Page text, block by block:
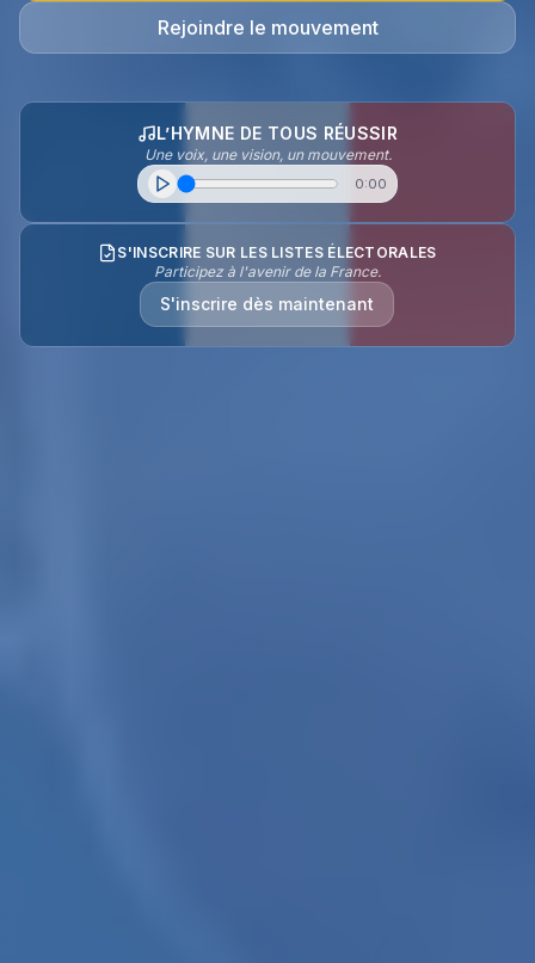
Rejoindre le mouvement
L’HYMNE DE TOUS RÉUSSIR
Une voix, une vision, un mouvement.
0:00
S'INSCRIRE SUR LES LISTES ÉLECTORALES
Participez à l'avenir de la France.
S'inscrire dès maintenant